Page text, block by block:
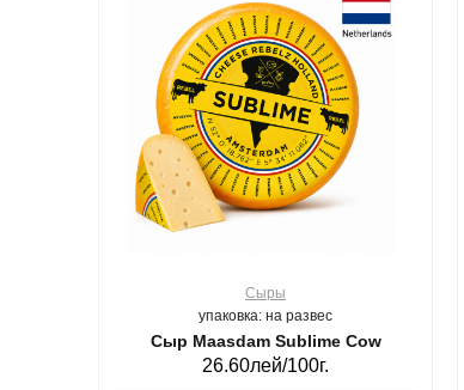
Сыры
упаковка: на развес
Сыр Maasdam Sublime Cow
26.60лей/100г.